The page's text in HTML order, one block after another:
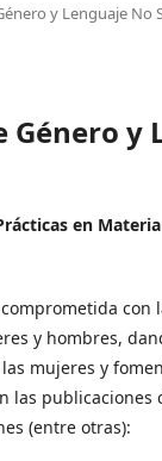
y Lenguaje No
Género y
en
con
y hombres,
mujeres y
las publicaciones
(entre otras):